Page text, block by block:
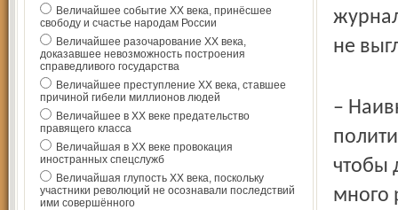
Величайшее событие ХХ века, принёсшее
свободу и счастье народам России
Величайшее разочарование ХХ века,
доказавшее невозможность построения
справедливого государства
Величайшее преступление ХХ века, ставшее
причиной гибели миллионов людей
Величайшее в ХХ веке предательство
правящего класса
Величайшая в ХХ веке провокация
иностранных спецслужб
Величайшая глупость ХХ века, поскольку
участники революций не осознавали последствий
ими совершённого
не
–
чтобы
много